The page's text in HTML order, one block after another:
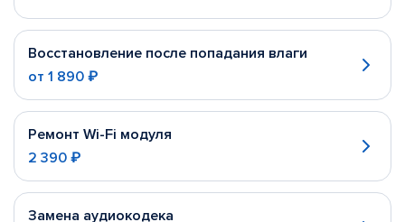
Восстановление после попадания влаги
от 1 890 ₽
Ремонт Wi-Fi модуля
2 390 ₽
Замена аудиокодека